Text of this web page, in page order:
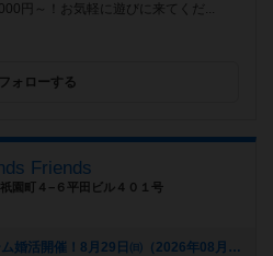
円～！お気軽に遊びに来てくだ...
フォローする
Friends
園町４−６平田ビル４０１号
[NEW] 福岡・博多でボードゲーム婚活開催！8月29日㈰（2026年08月05日 16時55分）